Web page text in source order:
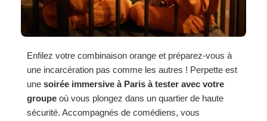
Enfilez votre combinaison orange et préparez-vous à
une incarcération pas comme les autres ! Perpette est
une soirée immersive à Paris à tester avec votre
groupe où vous plongez dans un quartier de haute
sécurité. Accompagnés de comédiens, vous